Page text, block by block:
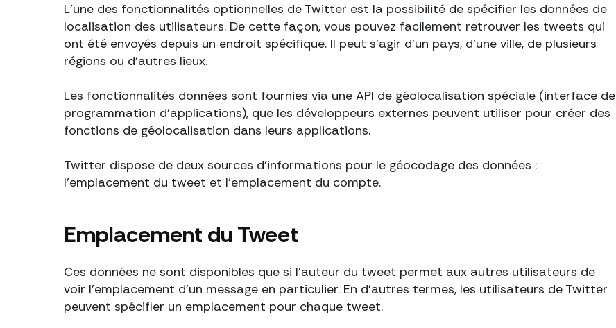
L'une des fonctionnalités optionnelles de Twitter est la possibilité de spécifier les données de
localisation des utilisateurs. De cette façon, vous pouvez facilement retrouver les tweets qui
ont été envoyés depuis un endroit spécifique. Il peut s'agir d'un pays, d'une ville, de plusieurs
régions ou d'autres lieux.
Les fonctionnalités données sont fournies via une API de géolocalisation spéciale (interface de
programmation d'applications), que les développeurs externes peuvent utiliser pour créer des
fonctions de géolocalisation dans leurs applications.
Twitter dispose de deux sources d'informations pour le géocodage des données :
l'emplacement du tweet et l'emplacement du compte.
Emplacement du Tweet
Ces données ne sont disponibles que si l'auteur du tweet permet aux autres utilisateurs de
voir l'emplacement d'un message en particulier. En d'autres termes, les utilisateurs de Twitter
peuvent spécifier un emplacement pour chaque tweet.